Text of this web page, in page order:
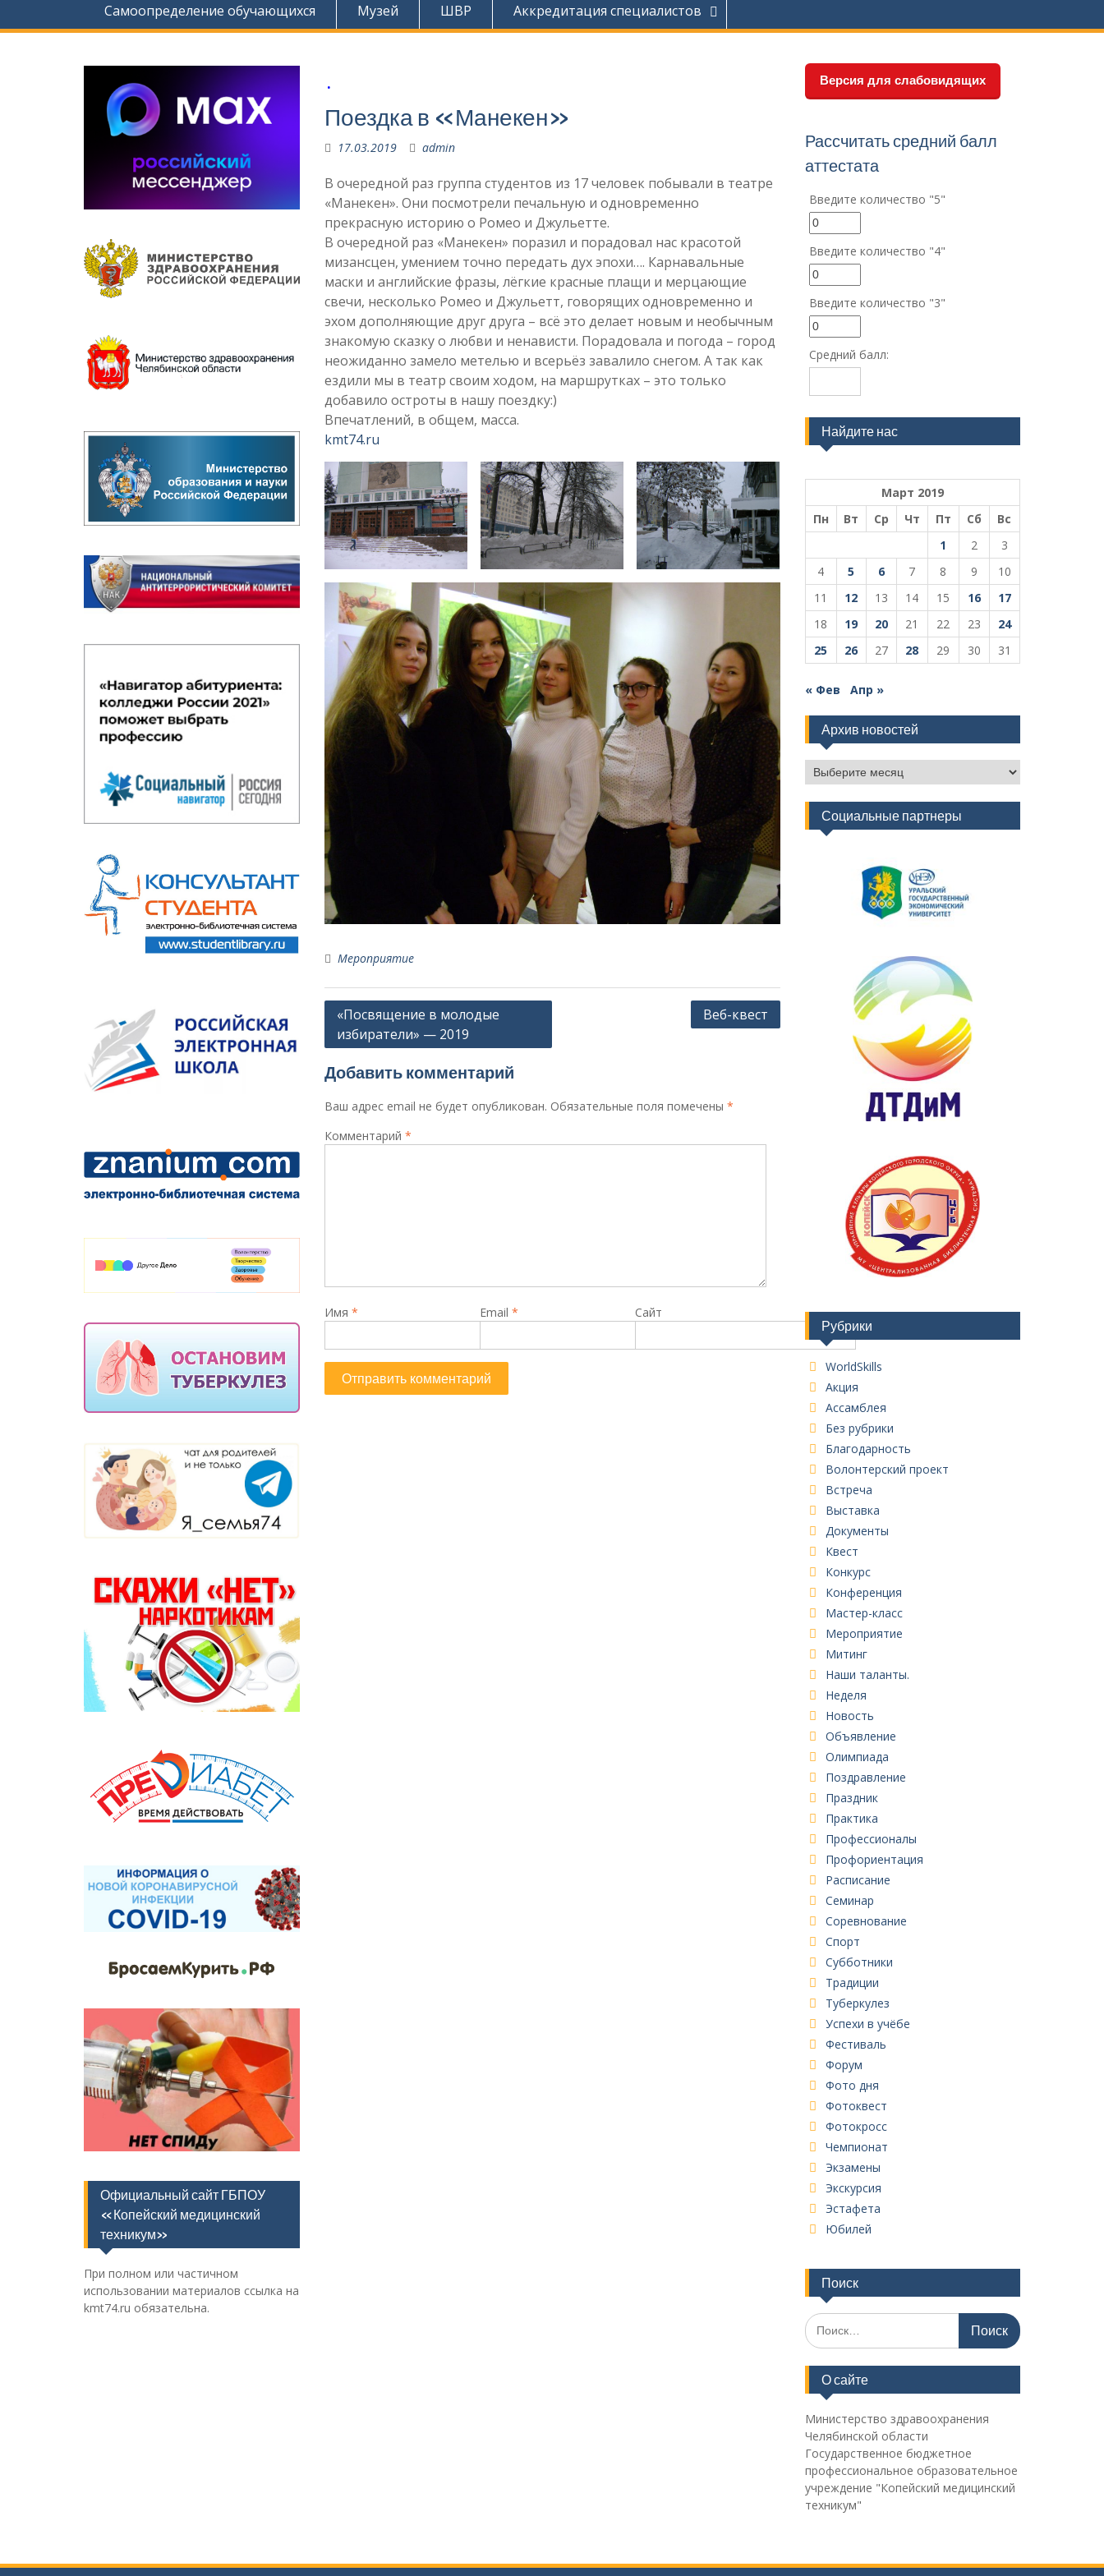
Самоопределение обучающихся
Музей ШВР Аккредитация специалистов
Поездка в «Манекен»
17.03.2019 admin
В очередной раз группа студентов из 17 человек побывали в театре
«Манекен». Они посмотрели печальную и одновременно
прекрасную историю о Ромео и Джульетте.
В очередной раз «Манекен» поразил и порадовал нас красотой
мизансцен, умением точно передать дух эпохи…. Карнавальные
маски и английские фразы, лёгкие красные плащи и мерцающие
свечи, несколько Ромео и Джульетт, говорящих одновременно и
эхом дополняющие друг друга – всё это делает новым и необычным
знакомую сказку о любви и ненависти. Порадовала и погода – город
неожиданно замело метелью и всерьёз завалило снегом. А так как
ездили мы в театр своим ходом, на маршрутках – это только
добавило остроты в нашу поездку:)
Впечатлений, в общем, масса.
kmt74.ru
Мероприятие
Навигация
по
«Посвящение в молодые
избиратели» — 2019
Веб-квест
Добавить комментарий
Ваш адрес email не будет опубликован. Обязательные поля помечены *
Комментарий *
Имя * Email * Сайт
Версия для слабовидящих
Рассчитать средний балл
аттестата
Введите количество "5"
Введите количество "4"
Введите количество "3"
Средний балл:
Найдите нас
Март 2019
Пн
Вт Ср Чт Пт Сб
Вс
1
2
3
4
5 6 7 8 9
10
11
12 13 14 15 16
17
18
19 20 21 22 23
24
25
26 27 28 29 30 31
« Фев Апр »
Архив новостей
Архив
новостей
Социальные партнеры
Рубрики
WorldSkills
Акция
Ассамблея
Без рубрики
Благодарность
Волонтерский проект
Встреча
Выставка
Документы
Квест
Конкурс
Конференция
Мастер-класс
Мероприятие
Митинг
Наши таланты.
Неделя
Новость
Объявление
Олимпиада
Поздравление
Праздник
Практика
Профессионалы
Профориентация
Расписание
Семинар
Соревнование
Спорт
Субботники
Традиции
Туберкулез
Успехи в учёбе
Фестиваль
Форум
Фото дня
Фотоквест
Фотокросс
Чемпионат
Экзамены
Экскурсия
Эстафета
Юбилей
Поиск
Поиск
по:
О сайте
Министерство здравоохранения
Челябинской области
Государственное бюджетное
профессиональное образовательное
учреждение "Копейский медицинский
техникум"
Официальный сайт ГБПОУ
«Копейский медицинский
техникум»
При полном или частичном
использовании материалов ссылка на
kmt74.ru обязательна.